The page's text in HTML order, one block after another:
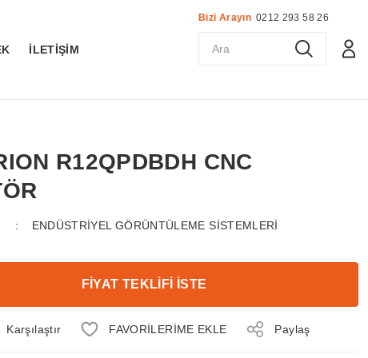
İLETİŞİM
Bizi Arayın 0212 293 58 26
R12QPDBDH CNC
ENDÜSTRİYEL GÖRÜNTÜLEME SİSTEMLERİ
FİYAT TEKLİFİ İSTE
Karşılaştır Paylaş